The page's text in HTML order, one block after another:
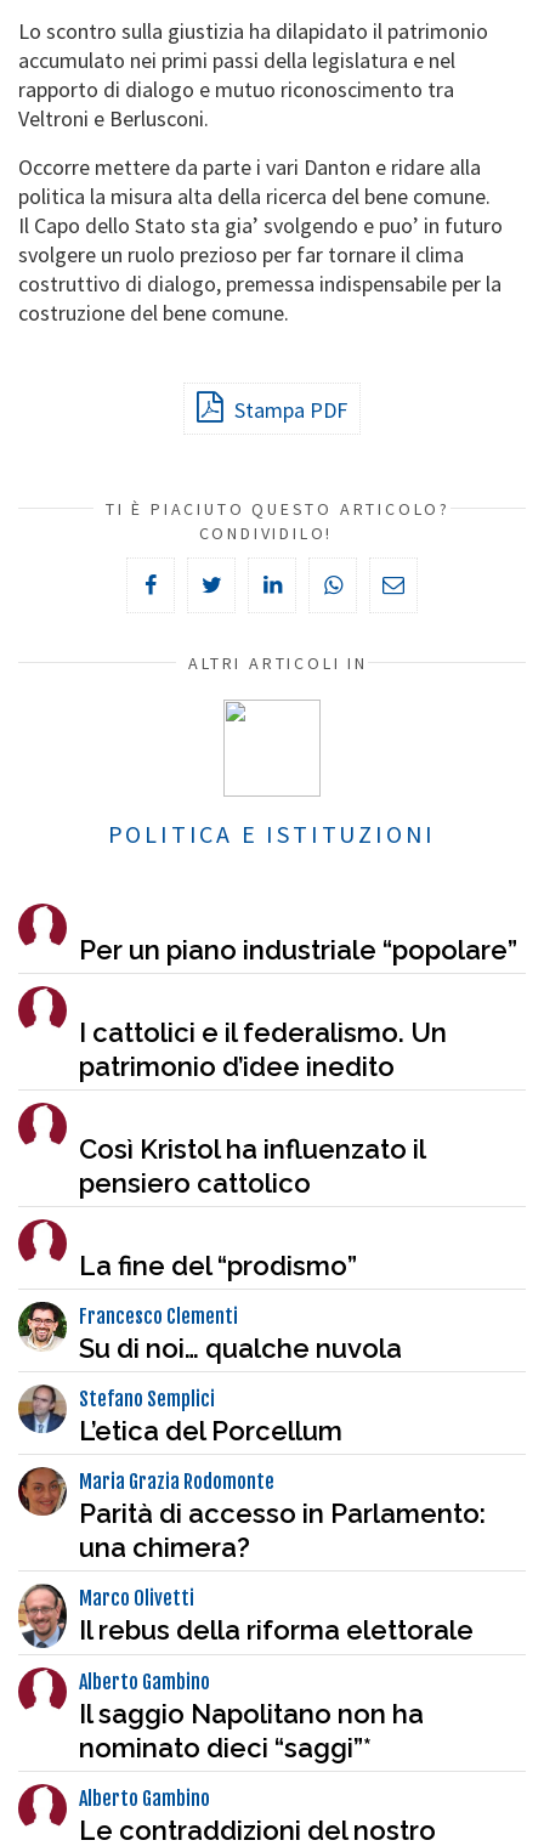
Lo scontro sulla giustizia ha dilapidato il patrimonio
accumulato nei primi passi della legislatura e nel
rapporto di dialogo e mutuo riconoscimento tra
Veltroni e Berlusconi.
Occorre mettere da parte i vari Danton e ridare alla
politica la misura alta della ricerca del bene comune.
Il Capo dello Stato sta gia’ svolgendo e puo’ in futuro
svolgere un ruolo prezioso per far tornare il clima
costruttivo di dialogo, premessa indispensabile per la
costruzione del bene comune.
Stampa PDF
TI È PIACIUTO QUESTO ARTICOLO?
CONDIVIDILO!
ALTRI ARTICOLI IN
POLITICA E ISTITUZIONI
Per un piano industriale “popolare”
I cattolici e il federalismo. Un
patrimonio d’idee inedito
Così Kristol ha influenzato il
pensiero cattolico
La fine del “prodismo”
Francesco Clementi
Su di noi… qualche nuvola
Stefano Semplici
L’etica del Porcellum
Maria Grazia Rodomonte
Parità di accesso in Parlamento:
una chimera?
Marco Olivetti
Il rebus della riforma elettorale
Alberto Gambino
Il saggio Napolitano non ha
nominato dieci “saggi”*
Alberto Gambino
Le contraddizioni del nostro